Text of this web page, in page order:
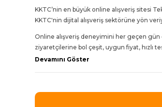
KKTC’nin en büyük online alışveriş sitesi
KKTC'nin dijital alışveriş sektörüne yön
Online alışveriş deneyimini her geçen
ziyaretçilerine bol çeşit, uygun fiyat, hızlı
Bugün 30'dan fazla kategori içinde
yükseltmeye devam ediyor.
Devamını Göster